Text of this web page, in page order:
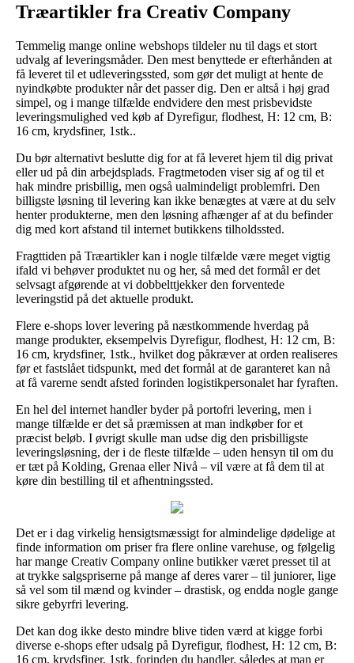
Træartikler fra Creativ Company
Temmelig mange online webshops tildeler nu til dags et stort
udvalg af leveringsmåder. Den mest benyttede er efterhånden at
få leveret til et udleveringssted, som gør det muligt at hente de
nyindkøbte produkter når det passer dig. Den er altså i høj grad
simpel, og i mange tilfælde endvidere den mest prisbevidste
leveringsmulighed ved køb af Dyrefigur, flodhest, H: 12 cm, B:
16 cm, krydsfiner, 1stk..
Du bør alternativt beslutte dig for at få leveret hjem til dig privat
eller ud på din arbejdsplads. Fragtmetoden viser sig af og til et
hak mindre prisbillig, men også ualmindeligt problemfri. Den
billigste løsning til levering kan ikke benægtes at være at du selv
henter produkterne, men den løsning afhænger af at du befinder
dig med kort afstand til internet butikkens tilholdssted.
Fragttiden på Træartikler kan i nogle tilfælde være meget vigtig
ifald vi behøver produktet nu og her, så med det formål er det
selvsagt afgørende at vi dobbelttjekker den forventede
leveringstid på det aktuelle produkt.
Flere e-shops lover levering på næstkommende hverdag på
mange produkter, eksempelvis Dyrefigur, flodhest, H: 12 cm, B:
16 cm, krydsfiner, 1stk., hvilket dog påkræver at orden realiseres
før et fastslået tidspunkt, med det formål at de garanteret kan nå
at få varerne sendt afsted forinden logistikpersonalet har fyraften.
En hel del internet handler byder på portofri levering, men i
mange tilfælde er det så præmissen at man indkøber for et
præcist beløb. I øvrigt skulle man udse dig den prisbilligste
leveringsløsning, der i de fleste tilfælde – uden hensyn til om du
er tæt på Kolding, Grenaa eller Nivå – vil være at få dem til at
køre din bestilling til et afhentningssted.
Det er i dag virkelig hensigtsmæssigt for almindelige dødelige at
finde information om priser fra flere online varehuse, og følgelig
har mange Creativ Company online butikker været presset til at
at trykke salgspriserne på mange af deres varer – til juniorer, lige
så vel som til mænd og kvinder – drastisk, og endda nogle gange
sikre gebyrfri levering.
Det kan dog ikke desto mindre blive tiden værd at kigge forbi
diverse e-shops efter udsalg på Dyrefigur, flodhest, H: 12 cm, B:
16 cm, krydsfiner, 1stk. forinden du handler, således at man er